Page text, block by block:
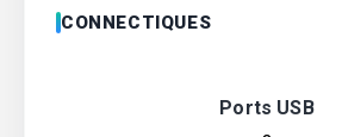
CONNECTIQUES
Ports USB